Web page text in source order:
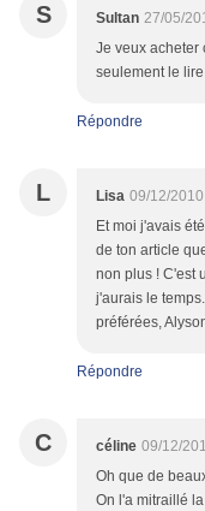
S Sultan 27/05/
Je veux acheter
seulement le
Répondre
L Lisa 09/12/
Et moi j'avais
de ton article
non plus ! C'est
j'aurais le
préférées,
Répondre
C céline 09/12/
Oh que de
On l'a mitraillé